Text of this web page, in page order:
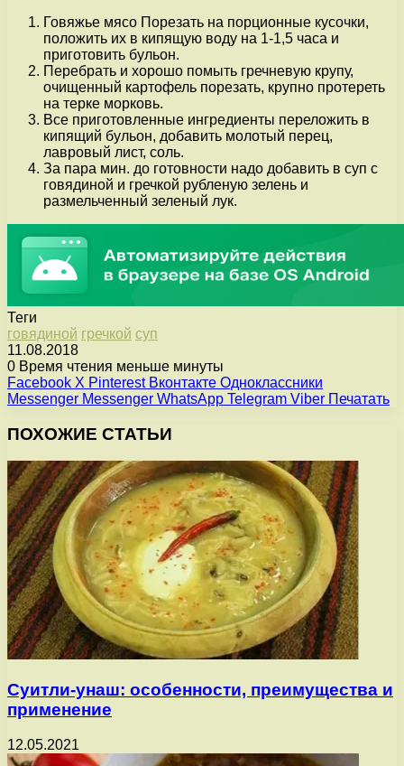
Говяжье мясо Порезать на порционные кусочки,
положить их в кипящую воду на 1-1,5 часа и
приготовить бульон.
Перебрать и хорошо помыть гречневую крупу,
очищенный картофель порезать, крупно протереть
на терке морковь.
Все приготовленные ингредиенты переложить в
кипящий бульон, добавить молотый перец,
лавровый лист, соль.
За пара мин. до готовности надо добавить в суп с
говядиной и гречкой рубленую зелень и
размельченный зеленый лук.
Теги
говядиной гречкой суп
11.08.2018
0 Время чтения меньше минуты
Facebook X Pinterest Вконтакте Одноклассники
Messenger Messenger WhatsApp Telegram Viber Печатать
ПОХОЖИЕ СТАТЬИ
Суитли-унаш: особенности, преимущества и
применение
12.05.2021